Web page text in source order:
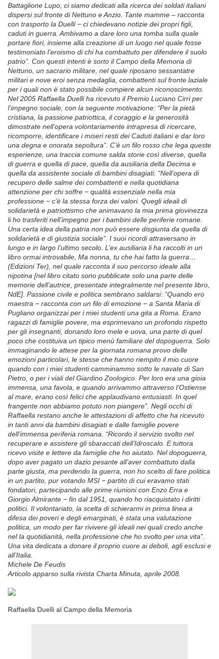
Battaglione Lupo, ci siamo dedicati alla ricerca dei soldati italiani
dispersi sul fronte di Nettuno e Anzio. Tante mamme – racconta
con trasporto la Duelli − ci chiedevano notizie dei propri figli,
caduti in guerra. Ambivamo a dare loro una tomba sulla quale
portare fiori, insieme alla creazione di un luogo nel quale fosse
testimoniato l’eroismo di chi ha combattuto per difendere il suolo
patrio”. Con questi intenti è sorto il Campo della Memoria di
Nettuno, un sacrario militare, nel quale riposano sessantatre
militari e nove eroi senza medaglia, combattenti sul fronte laziale
per i quali non è stato possibile compiere alcun riconoscimento.
Nel 2005 Raffaella Duelli ha ricevuto il Premio Luciano Cirri per
l’impegno sociale, con la seguente motivazione: “Per la pietà
cristiana, la passione patriottica, il coraggio e la generosità
dimostrate nell’opera volontariamente intrapresa di ricercare,
ricomporre, identificare i miseri resti dei Caduti italiani e dar loro
una degna e onorata sepoltura”. C’è un filo rosso che lega queste
esperienze, una traccia comune salda storie così diverse, quella
di guerra e quella di pace, quella da ausiliaria della Decima e
quella da assistente sociale di bambini disagiati. “Nell’opera di
recupero delle salme dei combattenti e nella quotidiana
attenzione per chi soffre − qualità essenziale nella mia
professione − c’è la stessa forza dei valori. Quegli ideali di
solidarietà e patriottismo che animavano la mia prima giovinezza
li ho trasferiti nell’impegno per i bambini delle periferie romane.
Una certa idea della patria non può essere disgiunta da quella di
solidarietà e di giustizia sociale”. I suoi ricordi attraversano in
lungo e in largo l’ultimo secolo. L’ex ausiliaria li ha raccolti in un
libro ormai introvabile, Ma nonna, tu che hai fatto la guerra…
(Edizioni Ter), nel quale racconta il suo percorso ideale alla
nipotina [nel libro citato sono pubblicate solo una parte delle
memorie dell’autrice, presentate integralmente nel presente libro,
NdE]. Passione civile e politica sembrano saldarsi: “Quando ero
maestra − racconta con un filo di emozione − a Santa Maria di
Pugliano organizzai per i miei studenti una gita a Roma. Erano
ragazzi di famiglie povere, ma esprimevano un profondo rispetto
per gli insegnanti, donando loro mele e uova, una parte di quel
poco che costituiva un tipico menù familiare del dopoguerra. Solo
immaginando le attese per la giornata romana provo delle
emozioni particolari, le stesse che hanno riempito il mio cuore
quando con i miei studenti camminammo sotto le navate di San
Pietro, o per i viali del Giardino Zoologico. Per loro era una gioia
immensa, una favola, e quando arrivammo attraverso l’Ostiense
al mare, erano così felici che applaudivano entusiasti. In quel
frangente non abbiamo potuto non piangere”. Negli occhi di
Raffaella restano anche le attestazioni di affetto che ha ricevuto
in tanti anni da bambini disagiati e dalle famiglie povere
dell’immensa periferia romana. “Ricordo il servizio svolto nel
recuperare e assistere gli sbaraccati dell’Idroscalo. E tuttora
ricevo visite e lettere da famiglie che ho aiutato. Nel dopoguerra,
dopo aver pagato un dazio pesante all’aver combattuto dalla
parte giusta, ma perdendo la guerra, non ho scelto di fare politica
in un partito, pur votando MSI − partito di cui eravamo stati
fondatori, partecipando alle prime riunioni con Enzo Erra e
Giorgio Almirante − fin dal 1951, quando ho riacquistato i diritti
politici. Il volontariato, la scelta di schierarmi in prima linea a
difesa dei poveri e degli emarginati, è stata una valutazione
politica, un modo per far rivivere gli ideali nei quali credo anche
nel la quotidianità, nella professione che ho svolto per una vita”.
Una vita dedicata a donare il proprio cuore ai deboli, agli esclusi e
all’Italia.
Michele De Feudis
Articolo apparso sulla rivista Charta Minuta, aprile 2008.
Raffaella Duelli al Campo della Memoria